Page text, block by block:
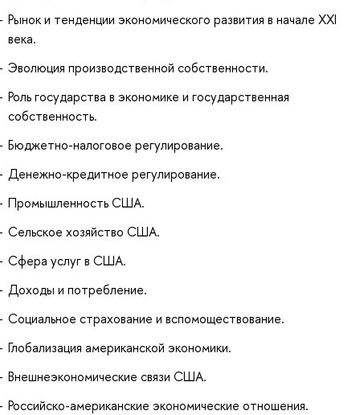
Рынок и тенденции экономического развития в начале ХХI
века.
Эволюция производственной собственности.
Роль государства в экономике и государственная
собственность.
Бюджетно-налоговое регулирование.
Денежно-кредитное регулирование.
Промышленность США.
Сельское хозяйство США.
Сфера услуг в США.
Доходы и потребление.
Социальное страхование и вспомоществование.
Глобализация американской экономики.
Внешнеэкономические связи США.
Российско-американские экономические отношения.